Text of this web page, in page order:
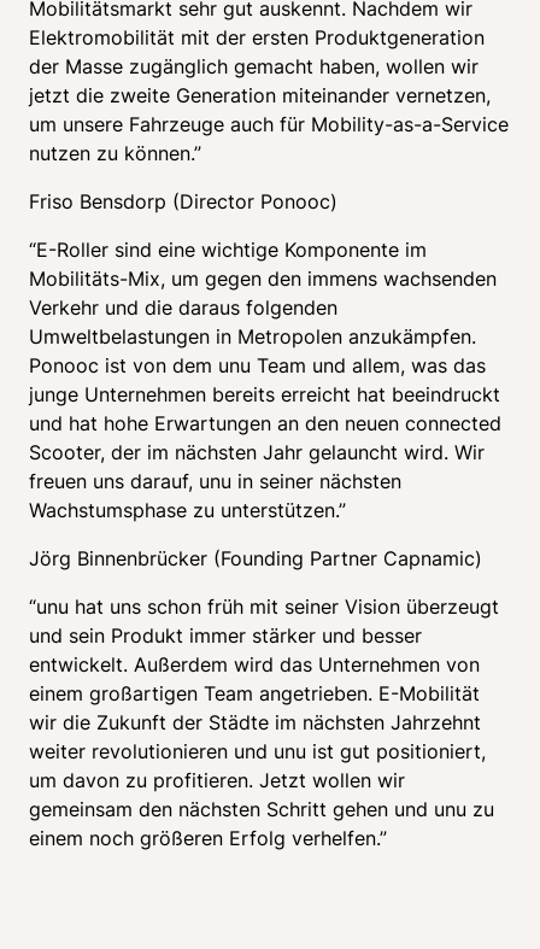
Mobilitätsmarkt sehr gut auskennt. Nachdem wir
Elektromobilität mit der ersten Produktgeneration
der Masse zugänglich gemacht haben, wollen wir
jetzt die zweite Generation miteinander vernetzen,
um unsere Fahrzeuge auch für Mobility-as-a-Service
nutzen zu können.”
Friso Bensdorp (Director Ponooc)
“E-Roller sind eine wichtige Komponente im
Mobilitäts-Mix, um gegen den immens wachsenden
Verkehr und die daraus folgenden
Umweltbelastungen in Metropolen anzukämpfen.
Ponooc ist von dem unu Team und allem, was das
junge Unternehmen bereits erreicht hat beeindruckt
und hat hohe Erwartungen an den neuen connected
Scooter, der im nächsten Jahr gelauncht wird. Wir
freuen uns darauf, unu in seiner nächsten
Wachstumsphase zu unterstützen.”
Jörg Binnenbrücker (Founding Partner Capnamic)
“unu hat uns schon früh mit seiner Vision überzeugt
und sein Produkt immer stärker und besser
entwickelt. Außerdem wird das Unternehmen von
einem großartigen Team angetrieben. E-Mobilität
wir die Zukunft der Städte im nächsten Jahrzehnt
weiter revolutionieren und unu ist gut positioniert,
um davon zu profitieren. Jetzt wollen wir
gemeinsam den nächsten Schritt gehen und unu zu
einem noch größeren Erfolg verhelfen.”